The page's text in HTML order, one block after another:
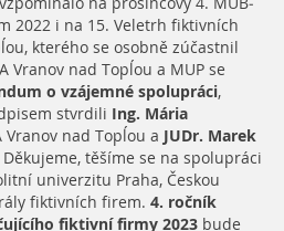
2022 i na 15. Veletrh fiktivních
kterého se osobně zúčastnil
Vranov nad Topĺou a MUP se
o vzájemné spolupráci,
stvrdili Ing. Mária
Vranov nad Topĺou a JUDr. Marek
těšíme se na spolupráci
univerzitu Praha, Českou
fiktivních firem. 4. ročník
fiktivní firmy 2023 bude